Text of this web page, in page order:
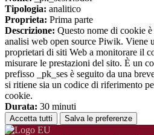
Tipologia: analitico
Proprieta: Prima parte
Descrizione: Questo nome di cookie
analisi web open source Piwik. Viene
proprietari di siti Web a monitorare il
misurare le prestazioni del sito. È un
prefisso _pk_ses è seguito da una
si ritiene sia un codice di riferimento
cookie.
Durata: 30 minuti
Accetta tutti Salva le preferenze